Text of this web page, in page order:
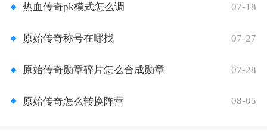
热血传奇pk模式怎么调 07-18
原始传奇称号在哪找 07-27
原始传奇勋章碎片怎么合成勋章 07-28
原始传奇怎么转换阵营 08-05